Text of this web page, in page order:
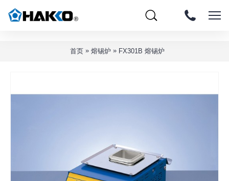
首页 » 熔锡炉 » FX301B 熔锡炉